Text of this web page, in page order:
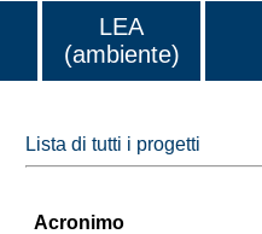
LEA
(ambiente)
Lista di tutti i progetti
Acronimo